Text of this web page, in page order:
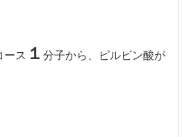
ース １ 分子から、ピルビン酸が